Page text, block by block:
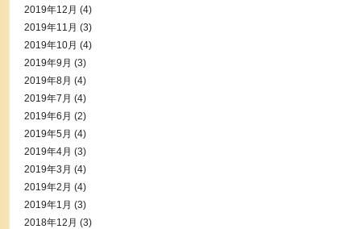
2019年12月 (4)
2019年11月 (3)
2019年10月 (4)
2019年9月 (3)
2019年8月 (4)
2019年7月 (4)
2019年6月 (2)
2019年5月 (4)
2019年4月 (3)
2019年3月 (4)
2019年2月 (4)
2019年1月 (3)
2018年12月 (3)